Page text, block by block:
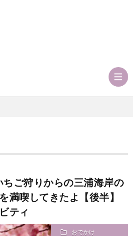
r
o
T
a
お
ちご狩りからの三浦海岸の
満喫してきたよ【後半】
ティ
おでかけ